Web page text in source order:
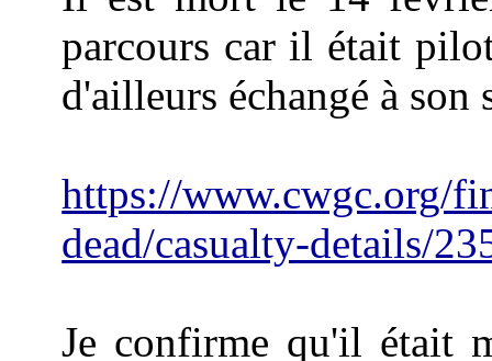
parcours car il était
d'ailleurs échangé à
https://www.cwgc.org/
dead/casualty-details/
Je confirme qu'il était